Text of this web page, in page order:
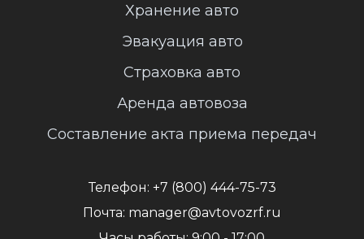
Хранение авто
Эвакуация авто
Страховка авто
Аренда автовоза
Составление акта приема передач
Телефон: +7 (800) 444-75-73
Почта: manager@avtovozrf.ru